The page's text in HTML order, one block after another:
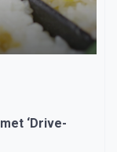
‘Drive-